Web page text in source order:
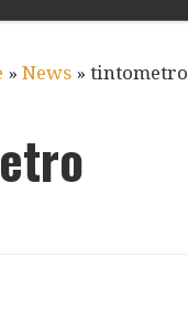
» News » tintometro